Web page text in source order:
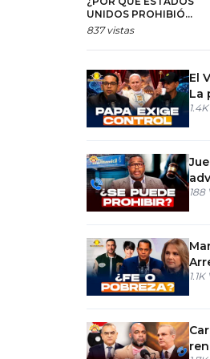
UNIDOS PROHIBIÓ
ENTRADA DE
DOMINICANOS?
837 vistas
El
La
1.4K
188
1.1K